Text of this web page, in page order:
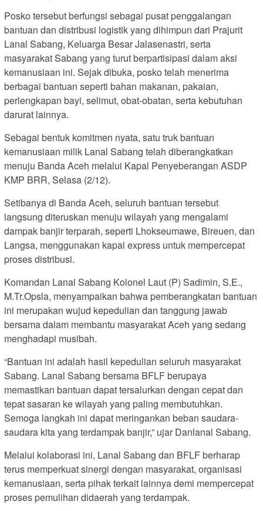
Posko tersebut berfungsi sebagai pusat penggalangan
bantuan dan distribusi logistik yang dihimpun dari Prajurit
Lanal Sabang, Keluarga Besar Jalasenastri, serta
masyarakat Sabang yang turut berpartisipasi dalam aksi
kemanusiaan ini. Sejak dibuka, posko telah menerima
berbagai bantuan seperti bahan makanan, pakaian,
perlengkapan bayi, selimut, obat-obatan, serta kebutuhan
darurat lainnya.
Sebagai bentuk komitmen nyata, satu truk bantuan
kemanusiaan milik Lanal Sabang telah diberangkatkan
menuju Banda Aceh melalui Kapal Penyeberangan ASDP
KMP BRR, Selasa (2/12).
Setibanya di Banda Aceh, seluruh bantuan tersebut
langsung diteruskan menuju wilayah yang mengalami
dampak banjir terparah, seperti Lhokseumawe, Bireuen, dan
Langsa, menggunakan kapal express untuk mempercepat
proses distribusi.
Komandan Lanal Sabang Kolonel Laut (P) Sadimin, S.E.,
M.Tr.Opsla, menyampaikan bahwa pemberangkatan bantuan
ini merupakan wujud kepedulian dan tanggung jawab
bersama dalam membantu masyarakat Aceh yang sedang
menghadapi musibah.
“Bantuan ini adalah hasil kepedulian seluruh masyarakat
Sabang. Lanal Sabang bersama BFLF berupaya
memastikan bantuan dapat tersalurkan dengan cepat dan
tepat sasaran ke wilayah yang paling membutuhkan.
Semoga langkah ini dapat meringankan beban saudara-
saudara kita yang terdampak banjir,” ujar Danlanal Sabang.
Melalui kolaborasi ini, Lanal Sabang dan BFLF berharap
terus memperkuat sinergi dengan masyarakat, organisasi
kemanusiaan, serta pihak terkait lainnya demi mempercepat
proses pemulihan didaerah yang terdampak.